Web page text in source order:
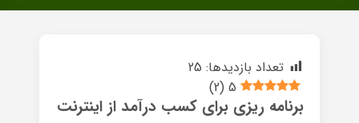
تعداد بازدیدها: 25
5
(
2
)
برنامه ریزی برای کسب درآمد از اینترنت